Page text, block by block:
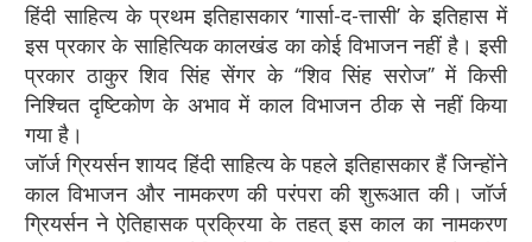
हिंदी साहित्य के प्रथम इतिहासकार ‘गार्सा-द-त्तासी’ के इतिहास में
इस प्रकार के साहित्यिक कालखंड का कोई विभाजन नहीं है। इसी
प्रकार ठाकुर शिव सिंह सेंगर के ‘‘शिव सिंह सरोज’’ में किसी
निश्चित दृष्टिकोण के अभाव में काल विभाजन ठीक से नहीं किया
गया है।
जॉर्ज ग्रियर्सन शायद हिंदी साहित्य के पहले इतिहासकार हैं जिन्होंने
काल विभाजन और नामकरण की परंपरा की शुरूआत की। जॉर्ज
ग्रियर्सन ने ऐतिहासक प्रक्रिया के तहत् इस काल का नामकरण